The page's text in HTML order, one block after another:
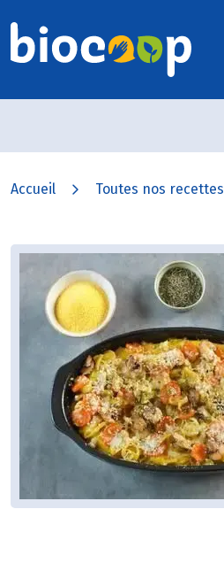
Accueil Toutes nos recettes